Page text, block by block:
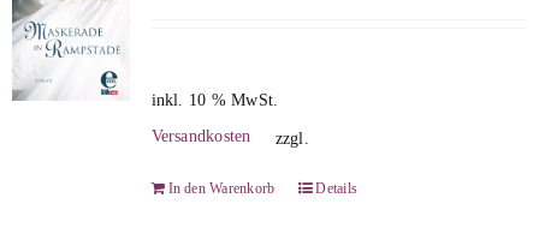
inkl. 10 % MwSt.
zzgl.
Versandkosten
In den Warenkorb Details